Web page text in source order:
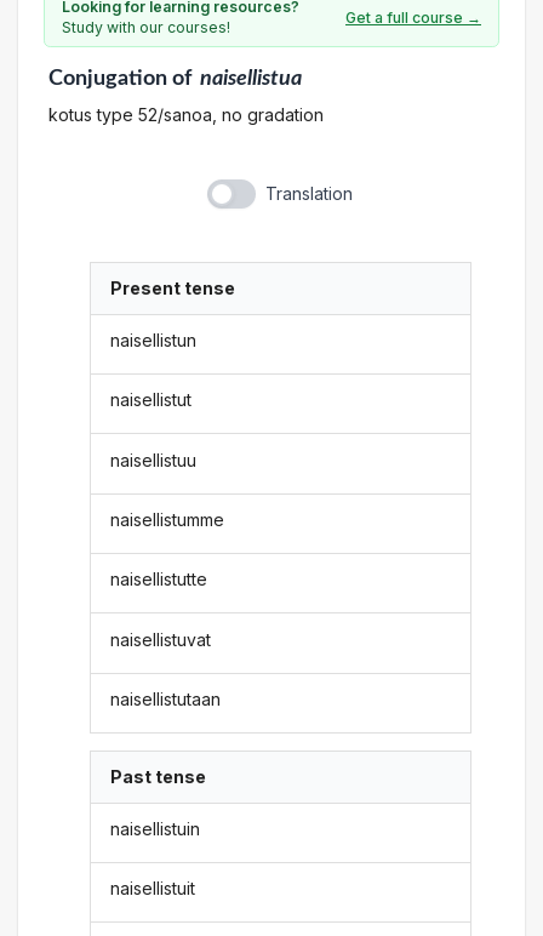
Looking for learning resources?
Study with our courses!
Get a full course →
Conjugationof naisellistua
kotus type 52/sanoa, no gradation
Translation
Present tense
naisellistun
naisellistut
naisellistuu
naisellistumme
naisellistutte
naisellistuvat
naisellistutaan
Past tense
naisellistuin
naisellistuit